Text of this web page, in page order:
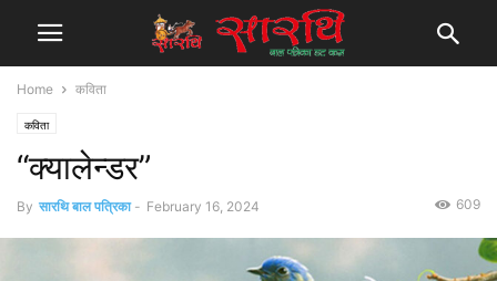
Home कविता
कविता
“क्यालेन्डर”
By सारथि बाल पत्रिका - February 16, 2024 609